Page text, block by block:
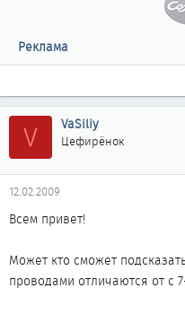
Реклама
V VaSiliy
Цефирёнок
12.02.2009
Всем привет!
Может кто сможет
проводами отличаются от с